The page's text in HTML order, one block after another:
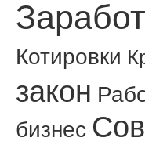
Котировки
закон
бизнес